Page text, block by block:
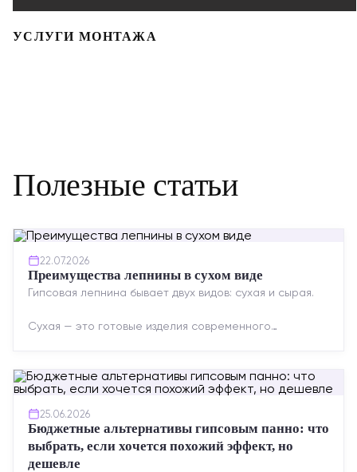
УСЛУГИ МОНТАЖА
Полезные статьи
22.07.2026
Преимущества лепнины в сухом виде
Гипсовая лепнина бывает двух видов: сухая и сырая.
Сухая — это готовые изделия современного
25.06.2026
Бюджетные альтернативы гипсовым панно: что
выбрать, если хочется похожий эффект, но
дешевле